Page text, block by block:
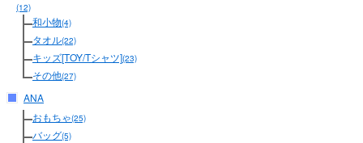
(12)
和小物(4)
タオル(22)
キッズ[TOY/Tシャツ](23)
その他(27)
ANA
おもちゃ(25)
バッグ(5)